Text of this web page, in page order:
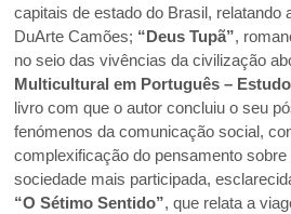
capitais de estado do Brasil, relatando
DuArte Camões; “Deus Tupã”,
no seio das vivências da civilização
Multicultural em Português –
livro com que o autor concluiu o seu
fenómenos da comunicação social,
complexificação do pensamento
sociedade mais participada,
“O Sétimo Sentido”, que relata a